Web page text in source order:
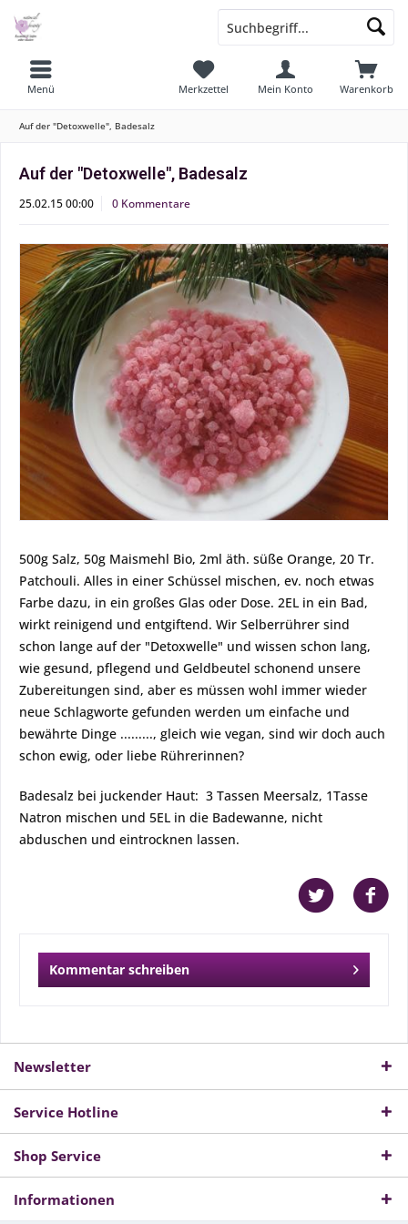
Menü Warenkorb
Merkzettel Mein Konto
Auf der "Detoxwelle", Badesalz
Auf der "Detoxwelle", Badesalz
25.02.15 00:00 0 Kommentare
500g Salz, 50g Maismehl Bio, 2ml äth. süße Orange, 20 Tr.
Patchouli. Alles in einer Schüssel mischen, ev. noch etwas
Farbe dazu, in ein großes Glas oder Dose. 2EL in ein Bad,
wirkt reinigend und entgiftend. Wir Selberrührer sind
schon lange auf der "Detoxwelle" und wissen schon lang,
wie gesund, pflegend und Geldbeutel schonend unsere
Zubereitungen sind, aber es müssen wohl immer wieder
neue Schlagworte gefunden werden um einfache und
bewährte Dinge ........., gleich wie vegan, sind wir doch auch
schon ewig, oder liebe Rührerinnen?
Badesalz bei juckender Haut: 3 Tassen Meersalz, 1Tasse
Natron mischen und 5EL in die Badewanne, nicht
abduschen und eintrocknen lassen.
Kommentar schreiben
Newsletter
Service Hotline
Shop Service
Informationen